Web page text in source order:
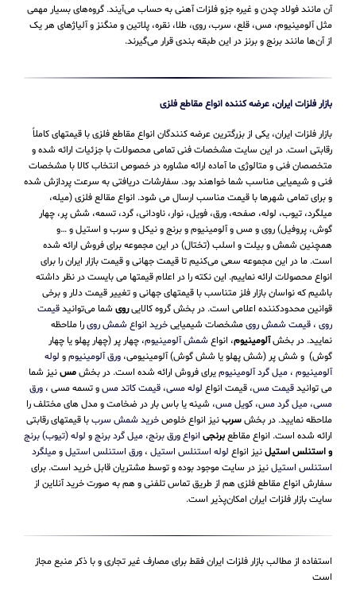
آن مانند فولاد چدن و غیره جزو فلزات آهنی به حساب می‌‌آیند. گروه‌های بسیار مهمی
مثل آلومینیوم، مس، قلع، سرب، روی، طلا، نقره، پلاتین و منگنز و آلیاژهای هر یک
از آن‌ها مانند برنج و برنز در این طبقه‌ بندی قرار می‌‌گیرند.
بازار فلزات ایران، عرضه کننده انواع مقاطع فلزی
بازار فلزات ایران، یکی از بزرگترین عرضه کنندگان انواع مقاطع فلزی با قیمتهای کاملاً
رقابتی است. در این سایت مشخصات فنی تمامی محصولات با جزئیات ارائه شده و
متخصصان فنی و متالوژی ما آماده ارائه مشاوره در خصوص انتخاب کالا با مشخصات
فنی و شیمیایی مناسب شما خواهند بود. سفارشات دریافتی به سرعت پردازش شده
و برای تمامی شهرها با قیمت مناسب ارسال می شود. انواع مقالع فلزی (میله،
میلگرد، تیوب، لوله، صفحه، ورق، فویل، نوار، ناودانی، گرد، تسمه، شش پر، چهار
گوش، پروفیل) روی و مس و آلومینیوم و برنج و نیکل و سرب و استیل و …و
همچنین شمش و بیلت و اسلب (تختال) در این مجموعه برای فروش ارائه شده
است. ما در این مجموعه سعی می‌کنیم تا قیمت جهانی و قیمت بازار ایران را برای
انواع محصولات ارائه نماییم. این نکته را در اعلام قیمتها می بایست در نظر داشته
باشیم که نواسان بازار فلز متناسب با قیمتهای جهانی و تغییر قیمت دلار و برخی
قوانین محدودکننده اعلامی است. در بخش گروه کالاییروی شما می‌توانیدقیمت
روی ، قیمت شمش رویمشخصات شیمیاییخرید انواع شمش رویرا ملاحظه
نمایید. در بخشآلومینیوم، انواع شمش آلومینیوم، چهار پر (چهار پهلو یا چهار
گوش) و شش پر (شش پهلو یا شش گوش) آلومینیومی، ورق آلومینیومو لوله
آلومینیوم ، میل گرد آلومینیومیرای فروش ارائه شده است. در بخشمسنیز شما
می توانیدقیمت مس، قیمت انواع لوله مسی، قیمت کاتد مسو تسمه مسی ، ورق
مسی، میل گرد مس، کویل مس، شینه یا باس بار در ضخامت و مدل های مختلف را
ملاحظه نمایید. در بخشسربنیز انواع خلوصخرید شمش سرببا قیمتهای رقابتی
ارائه شده است. انواع مقاطعبرنجی انواع ورق برنج، میل گرد برنجو لوله (تیوب) برنج
و استنلس استیلنیز انواع لوله استنلس استیل ، ورق استنلس استیلومیلگرد
استنلس استیلنیز در سایت موجود بوده و توسط مشتریان قابل خرید است. برای
سفارش انواع مقاطع فلزی هم از طریق تماس تلفنی و هم به صورت خرید آنلاین از
سایت بازار فلزات ایران امکان‌پذیر است.
استفاده از مطالب بازار فلزات ایران فقط برای مصارف غیر تجاری و با ذکر منبع مجاز
است